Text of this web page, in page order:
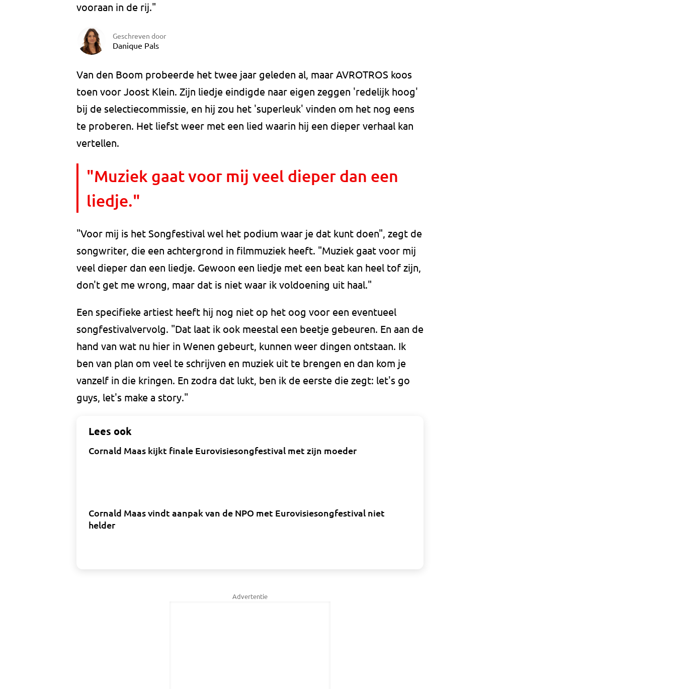
vooraan in de rij."
Geschreven door
Danique Pals
Van den Boom probeerde het twee jaar geleden al, maar AVROTROS koos
toen voor Joost Klein. Zijn liedje eindigde naar eigen zeggen 'redelijk hoog'
bij de selectiecommissie, en hij zou het 'superleuk' vinden om het nog eens
te proberen. Het liefst weer met een lied waarin hij een dieper verhaal kan
vertellen.
"Muziek gaat voor mij veel dieper dan een
liedje."
"Voor mij is het Songfestival wel het podium waar je dat kunt doen", zegt de
songwriter, die een achtergrond in filmmuziek heeft. "Muziek gaat voor mij
veel dieper dan een liedje. Gewoon een liedje met een beat kan heel tof zijn,
don't get me wrong, maar dat is niet waar ik voldoening uit haal."
Een specifieke artiest heeft hij nog niet op het oog voor een eventueel
songfestivalvervolg. "Dat laat ik ook meestal een beetje gebeuren. En aan de
hand van wat nu hier in Wenen gebeurt, kunnen weer dingen ontstaan. Ik
ben van plan om veel te schrijven en muziek uit te brengen en dan kom je
vanzelf in die kringen. En zodra dat lukt, ben ik de eerste die zegt: let's go
guys, let's make a story."
Lees ook
Cornald Maas kijkt finale Eurovisiesongfestival met zijn moeder
Cornald Maas vindt aanpak van de NPO met Eurovisiesongfestival niet
helder
Advertentie